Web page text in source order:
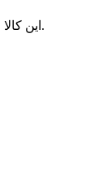
این کالا را با استفاده از کلمات کوتاه و ساده توضیح دهید.